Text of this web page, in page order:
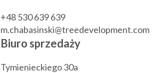
+48 530 639 639
m.chabasinski@treedevelopment.com
Biuro sprzedaży
Tymienieckiego 30a